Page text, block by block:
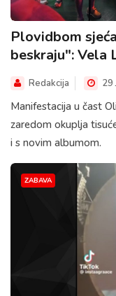
Plovidbom
beskraju": Vela
Redakcija 29
Manifestacija u čast
zaredom okuplja
i s novim albumom.
ZABAVA